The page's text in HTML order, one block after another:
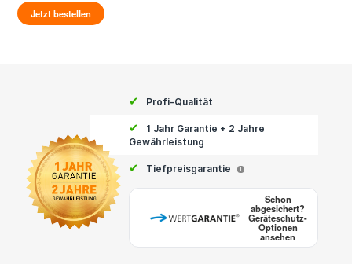
Jetzt bestellen
✔ Profi-Qualität
✔
1 Jahr Garantie + 2 Jahre
Gewährleistung
✔ Tiefpreisgarantie i
Schon
abgesichert?
Geräteschutz-
Optionen
ansehen